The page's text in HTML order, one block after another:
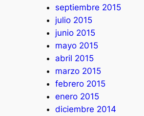
septiembre 2015
julio 2015
junio 2015
mayo 2015
abril 2015
marzo 2015
febrero 2015
enero 2015
diciembre 2014